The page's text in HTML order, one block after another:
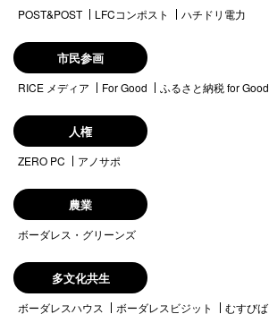
POST&POST LFCコンポスト ハチドリ電力
市民参画
RICE メディア For Good ふるさと納税 for Good
人権
ZERO PC アノサポ
農業
ボーダレス・グリーンズ
多文化共生
ボーダレスハウス ボーダレスビジット むすびば